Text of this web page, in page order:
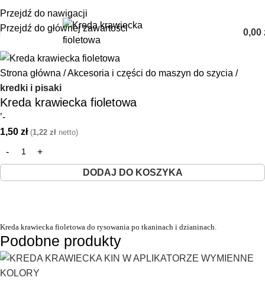
Przejdź do nawigacji
Przejdź do głównej zawartości
+48 85 653 93 55
0,00
Strona główna
Akcesoria i części do maszyn do szycia
kredki i pisaki
Kreda krawiecka fioletowa
’-
1,50 zł (1,22 zł netto)
DODAJ DO KOSZYKA
Kreda krawiecka fioletowa do rysowania po tkaninach i dzianinach.
Podobne produkty